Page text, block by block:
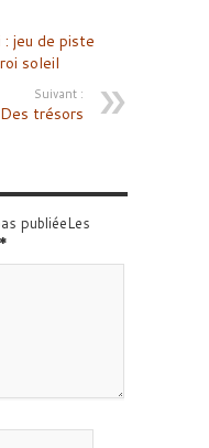
: jeu de piste
soleil
Suivant :
Des trésors
publiéeLes
*